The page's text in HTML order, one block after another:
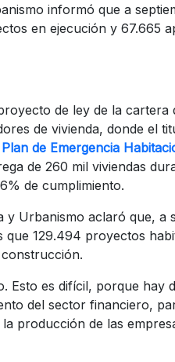
informó que a
en ejecución y 67.665
de ley de la cartera
de vivienda, donde el
Plan de Emergencia
de 260 mil viviendas
de cumplimiento.
y Urbanismo aclaró que, a
129.494 proyectos
Esto es difícil, porque hay
del sector financiero,
producción de las